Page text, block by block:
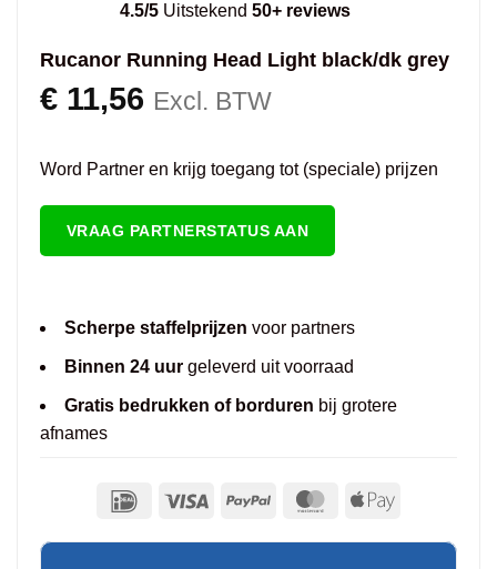
4.5/5 Uitstekend 50+ reviews
Rucanor Running Head Light black/dk grey
€11,56 Excl. BTW
Word Partner en krijg toegang tot (speciale) prijzen
VRAAG PARTNERSTATUS AAN
Scherpe staffelprijzen voor partners
Binnen 24 uurgeleverd uit voorraad
Gratis bedrukken of borduren bij grotere
afnames